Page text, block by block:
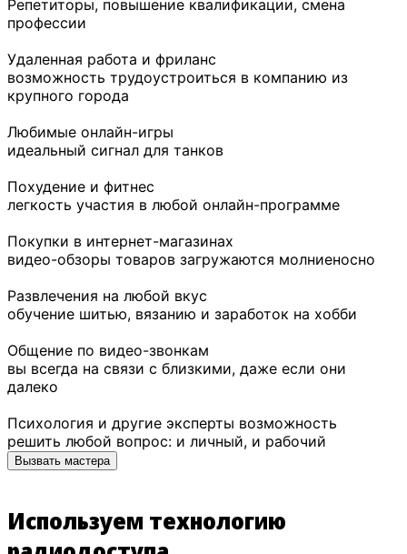
Репетиторы, повышение квалификации, смена
профессии
Удаленная работа и фриланс
возможность трудоустроиться в компанию из
крупного города
Любимые онлайн-игры
идеальный сигнал для танков
Похудение и фитнес
легкость участия в любой онлайн-программе
Покупки в интернет-магазинах
видео-обзоры товаров загружаются молниеносно
Развлечения на любой вкус
обучение шитью, вязанию и заработок на хобби
Общение по видео-звонкам
вы всегда на связи с близкими, даже если они
далеко
Психология и другие эксперты возможность
решить любой вопрос: и личный, и рабочий
Вызвать мастера
Используем технологию